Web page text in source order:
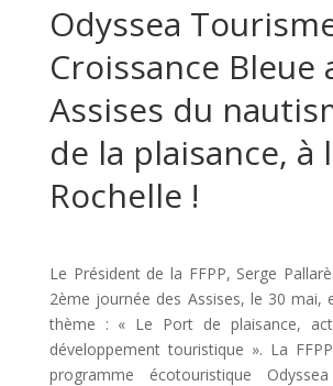
Odyssea
Croissance Bleue
Assises du
de la plaisance, à
Rochelle !
Le Président de la FFPP, Serge
2ème journée des Assises, le 30 mai,
thème : « Le Port de plaisance,
développement touristique ». La
programme écotouristique